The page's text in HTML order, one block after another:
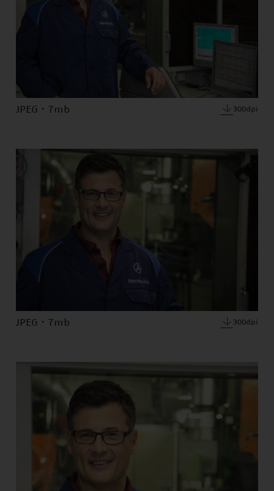
JPEG · 7mb 300dpi
JPEG · 7mb 300dpi